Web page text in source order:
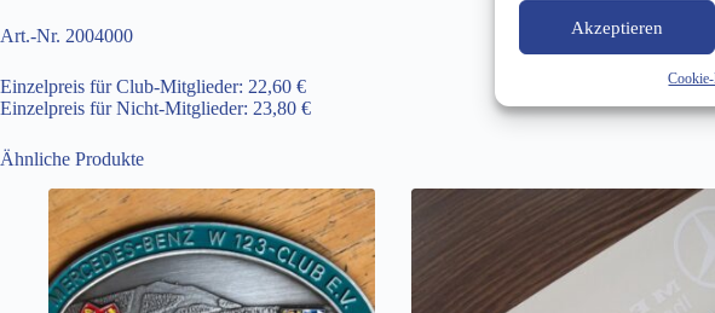
Akzeptieren
Art.-Nr. 2004000
Einzelpreis für Club-Mitglieder: 22,60 €
Einzelpreis für Nicht-Mitglieder: 23,80 €
Ähnliche Produkte